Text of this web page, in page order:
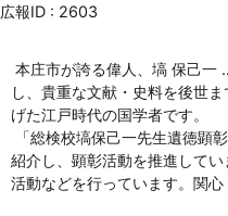
広報ID : 2603
本庄市が誇る偉人、塙 保己一
し、貴重な文献・史料を後世
げた江戸時代の国学者です。
「総検校塙保己一先生遺徳顕
紹介し、顕彰活動を推進して
活動などを行っています。関